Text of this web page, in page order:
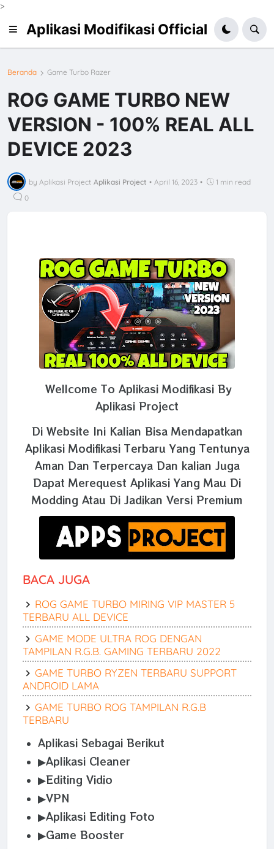
>
Aplikasi Modifikasi Official
Beranda Game Turbo Razer
ROG GAME TURBO NEW
VERSION - 100% REAL ALL
DEVICE 2023
by Aplikasi Project Aplikasi Project • April 16, 2023 •
1 min read
0
Wellcome To Aplikasi Modifikasi By
Aplikasi Project
Di Website Ini Kalian Bisa Mendapatkan
Aplikasi Modifikasi Terbaru Yang Tentunya
Aman Dan Terpercaya Dan kalian Juga
Dapat Merequest Aplikasi Yang Mau Di
Modding Atau Di Jadikan Versi Premium
BACA JUGA
ROG GAME TURBO MIRING VIP MASTER 5
TERBARU ALL DEVICE
GAME MODE ULTRA ROG DENGAN
TAMPILAN R.G.B. GAMING TERBARU 2022
GAME TURBO RYZEN TERBARU SUPPORT
ANDROID LAMA
GAME TURBO ROG TAMPILAN R.G.B
TERBARU
Aplikasi Sebagai Berikut
▶Aplikasi Cleaner
▶Editing Vidio
▶VPN
▶Aplikasi Editing Foto
▶Game Booster